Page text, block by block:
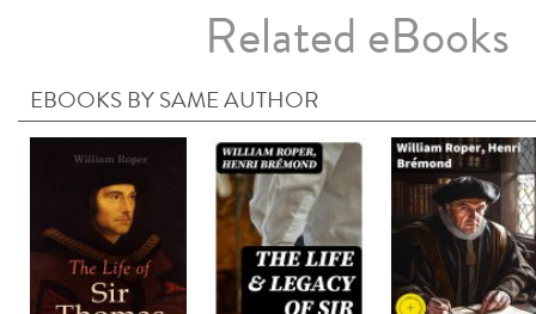
Related eBooks
EBOOKS BY SAME AUTHOR